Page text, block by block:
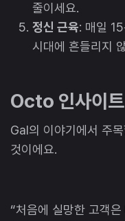
줄이세요.
정신 근육: 매일 15
시대에 흔들리지
Octo 인사이트
Gal의 이야기에서 주
것이에요.
“처음에 실망한 고객